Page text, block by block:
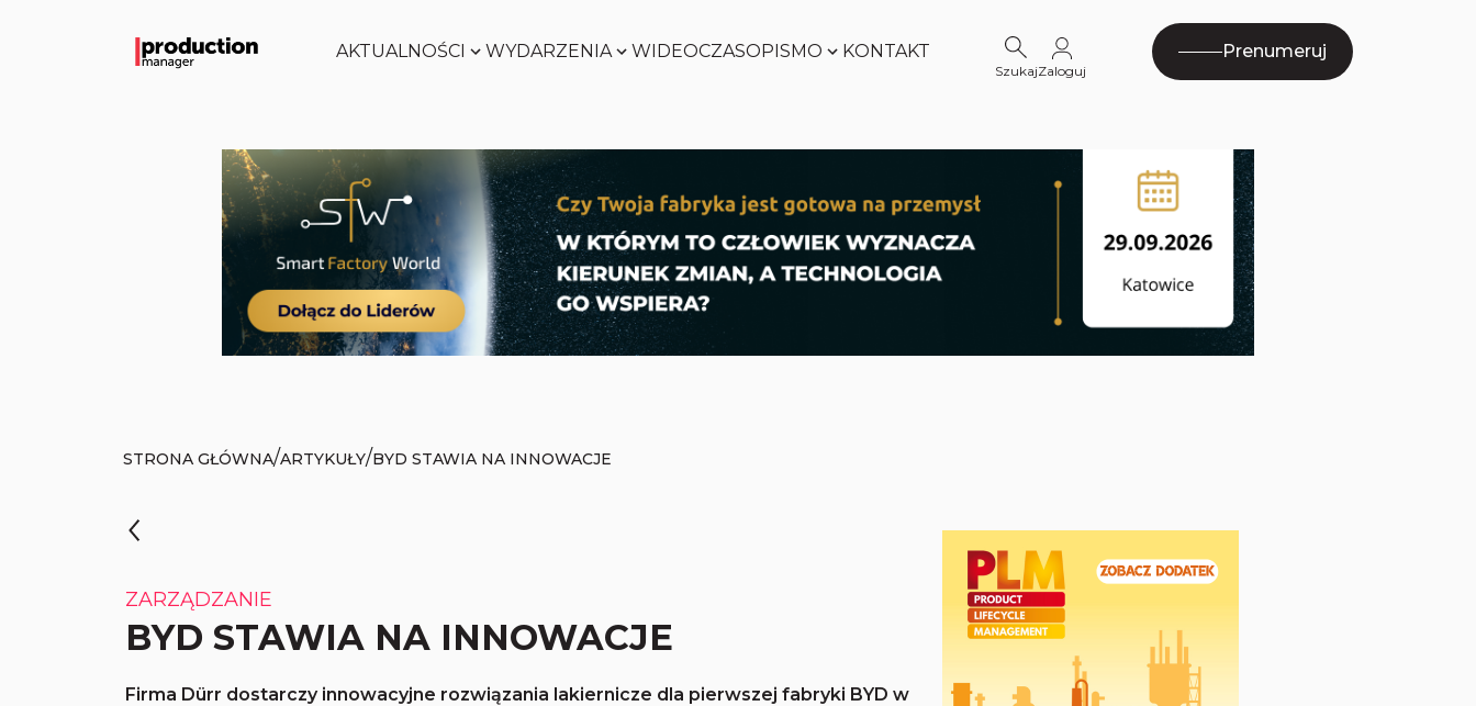
AKTUALNOŚCI WYDARZENIA
SMART
FACTORY
WORLD
WIDEOCZASOPISMO KONTAKT
SzukajZaloguj
Prenumeruj
FACTORY
WORLD
Zobacz
STRONA GŁÓWNA/ARTYKUŁY/BYD STAWIA NA INNOWACJE
ZARZĄDZANIE
BYD STAWIA NA INNOWACJE
Firma Dürr dostarczy innowacyjne rozwiązania lakiernicze dla pierwszej fabryki BYD w